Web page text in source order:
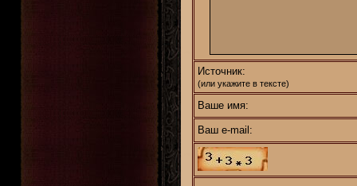
Источник:
(или укажите в тексте)
Ваше имя:
Ваш e-mail: